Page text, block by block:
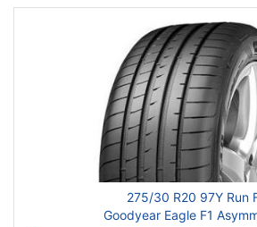
275/30 R20 97Y Run
Goodyear Eagle F1